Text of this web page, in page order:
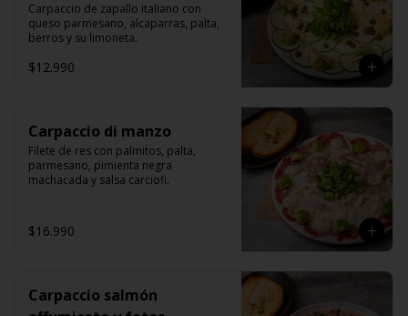
Carpaccio de zapallo italiano con
queso parmesano, alcaparras, palta,
berros y su limoneta.
$12.990
Carpaccio di manzo
Filete de res con palmitos, palta,
parmesano, pimienta negra
machacada y salsa carciofi.
$16.990
Carpaccio salmón